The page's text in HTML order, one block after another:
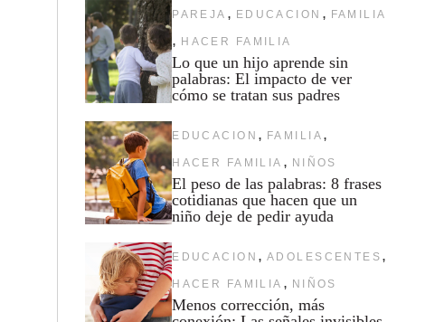
PAREJA , EDUCACION , FAMILIA
, HACER FAMILIA
Lo que un hijo aprende sin
palabras: El impacto de ver
cómo se tratan sus padres
EDUCACION , FAMILIA ,
HACER FAMILIA , NIÑOS
El peso de las palabras: 8 frases
cotidianas que hacen que un
niño deje de pedir ayuda
EDUCACION , ADOLESCENTES ,
HACER FAMILIA , NIÑOS
Menos corrección, más